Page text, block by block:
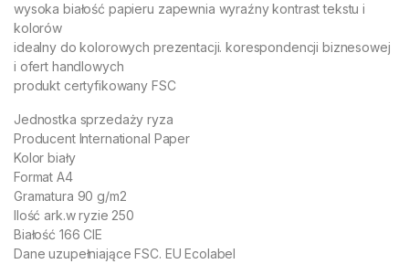
wysoka białość papieru zapewnia wyraźny kontrast tekstu i
kolorów
idealny do kolorowych prezentacji. korespondencji biznesowej
i ofert handlowych
produkt certyfikowany FSC
Jednostka sprzedaży ryza
Producent International Paper
Kolor biały
Format A4
Gramatura 90 g/m2
Ilość ark.w ryzie 250
Białość 166 CIE
Dane uzupełniające FSC. EU Ecolabel